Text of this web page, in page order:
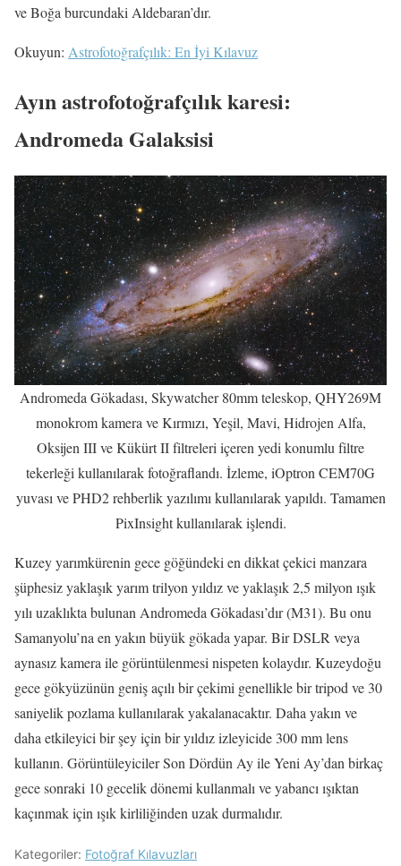
ve Boğa burcundaki Aldebaran’dır.
Okuyun: Astrofotoğrafçılık: En İyi Kılavuz
Ayın astrofotoğrafçılık karesi:
Andromeda Galaksisi
Andromeda Gökadası, Skywatcher 80mm teleskop, QHY269M
monokrom kamera ve Kırmızı, Yeşil, Mavi, Hidrojen Alfa,
Oksijen III ve Kükürt II filtreleri içeren yedi konumlu filtre
tekerleği kullanılarak fotoğraflandı. İzleme, iOptron CEM70G
yuvası ve PHD2 rehberlik yazılımı kullanılarak yapıldı. Tamamen
PixInsight kullanılarak işlendi.
Kuzey yarımkürenin gece göğündeki en dikkat çekici manzara
şüphesiz yaklaşık yarım trilyon yıldız ve yaklaşık 2,5 milyon ışık
yılı uzaklıkta bulunan Andromeda Gökadası’dır (M31). Bu onu
Samanyolu’na en yakın büyük gökada yapar. Bir DSLR veya
aynasız kamera ile görüntülenmesi nispeten kolaydır. Kuzeydoğu
gece gökyüzünün geniş açılı bir çekimi genellikle bir tripod ve 30
saniyelik pozlama kullanılarak yakalanacaktır. Daha yakın ve
daha etkileyici bir şey için bir yıldız izleyicide 300 mm lens
kullanın. Görüntüleyiciler Son Dördün Ay ile Yeni Ay’dan birkaç
gece sonraki 10 gecelik dönemi kullanmalı ve yabancı ışıktan
kaçınmak için ışık kirliliğinden uzak durmalıdır.
Kategoriler: Fotoğraf Kılavuzları